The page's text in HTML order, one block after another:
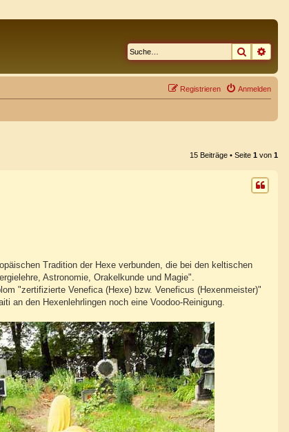
Suche
Anmelden
Registrieren
15 Beiträge • Seite 1 von 1
Tradition der Hexe verbunden, die bei den keltischen
Astronomie, Orakelkunde und Magie".
"zertifizierte Venefica (Hexe) bzw. Veneficus (Hexenmeister)"
an den Hexenlehrlingen noch eine Voodoo-Reinigung.